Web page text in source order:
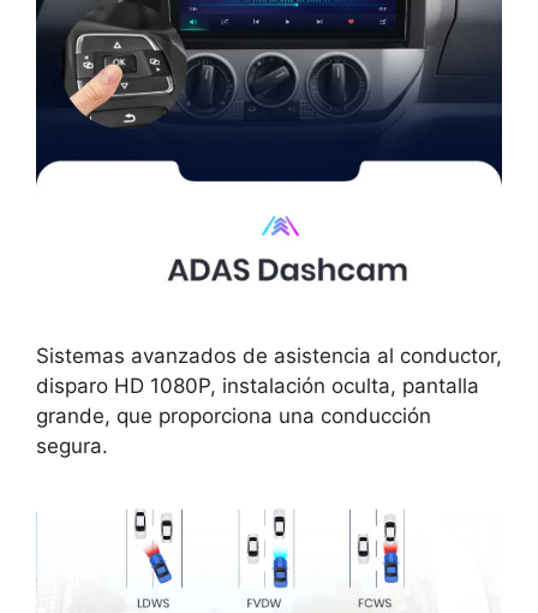
Sistemas avanzados de asistencia al conductor,
disparo HD 1080P, instalación oculta, pantalla
grande, que proporciona una conducción
segura.